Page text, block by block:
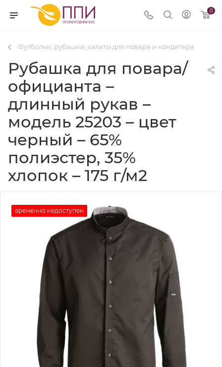
0
Футболки, рубашки, халаты для повара и кондитера
Рубашка для повара/
официанта –
длинный рукав –
модель 25203 – цвет
черный – 65%
полиэстер, 35%
хлопок – 175 г/м2
временно недоступен